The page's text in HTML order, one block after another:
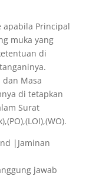
Principal
muka yang
di
dan Masa
di tetapkan
Surat
|Jaminan
jawab